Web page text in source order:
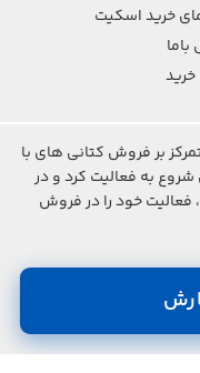
خرید اسکیت
اینترنتی اسپرت باما در سال 1394 با تمرکز بر فروش کتانی های با
به فعالیت کرد و در
، فعالیت خود را در فروش